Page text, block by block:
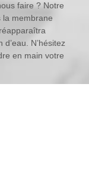
faire ? Notre
la membrane
N’hésitez
en main votre